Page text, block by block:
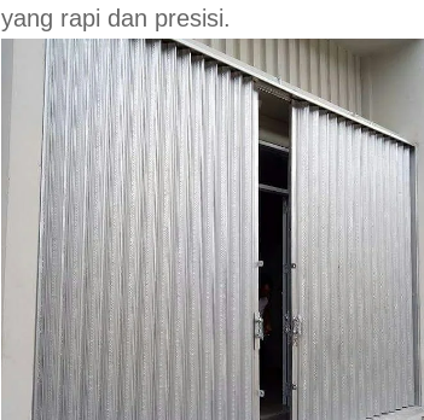
yang rapi dan presisi.